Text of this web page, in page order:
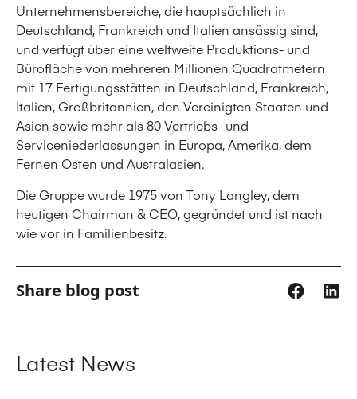
Unternehmensbereiche, die hauptsächlich in
Deutschland, Frankreich und Italien ansässig sind,
und verfügt über eine weltweite Produktions- und
Bürofläche von mehreren Millionen Quadratmetern
mit 17 Fertigungsstätten in Deutschland, Frankreich,
Italien, Großbritannien, den Vereinigten Staaten und
Asien sowie mehr als 80 Vertriebs- und
Serviceniederlassungen in Europa, Amerika, dem
Fernen Osten und Australasien.
Die Gruppe wurde 1975 von Tony Langley, dem
heutigen Chairman & CEO, gegründet und ist nach
wie vor in Familienbesitz.
Share blog post
Latest News